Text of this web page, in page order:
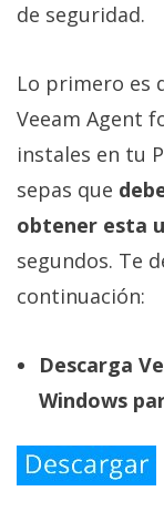
de seguridad.
Lo primero es
Veeam Agent
instales en tu
sepas que
obtener esta
segundos. Te
continuación:
Descarga
Windows